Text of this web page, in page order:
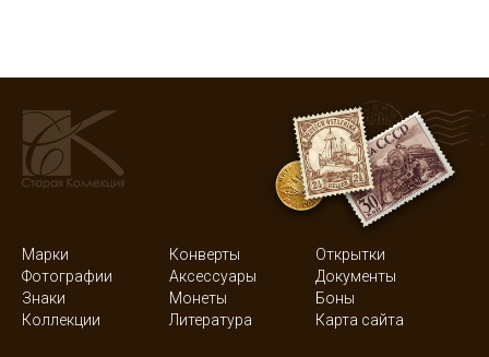
Марки Конверты
Открытки
Фотографии
Аксессуары
Документы
Знаки
Монеты
Боны
Коллекции
Литература Карта сайта